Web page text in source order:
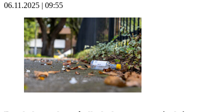
06.11.2025 | 09:55